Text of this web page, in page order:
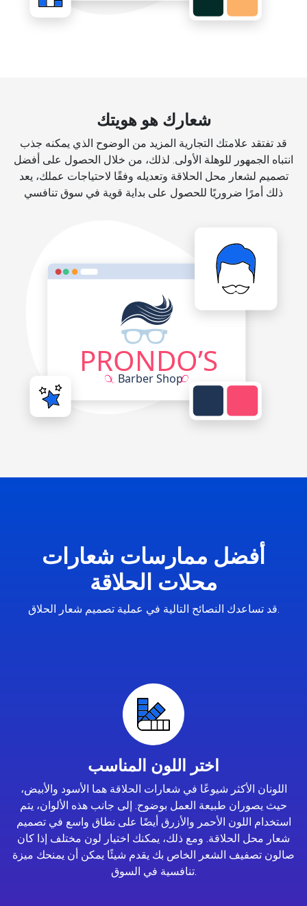
شعارك هو هويتك
قد تفتقد علامتك التجارية المزيد من الوضوح الذي يمكنه جذب
انتباه الجمهور للوهلة الأولى. لذلك، من خلال الحصول على أفضل
تصميم لشعار محل الحلاقة وتعديله وفقًا لاحتياجات عملك، يعد
ذلك أمرًا ضروريًا للحصول على بداية قوية في سوق تنافسي
أفضل ممارسات شعارات
محلات الحلاقة
قد تساعدك النصائح التالية في عملية تصميم شعار الحلاق.
اختر اللون المناسب
اللونان الأكثر شيوعًا في شعارات الحلاقة هما الأسود والأبيض،
حيث يصوران طبيعة العمل بوضوح. إلى جانب هذه الألوان، يتم
استخدام اللون الأحمر والأزرق أيضًا على نطاق واسع في تصميم
شعار محل الحلاقة. ومع ذلك، يمكنك اختيار لون مختلف إذا كان
صالون تصفيف الشعر الخاص بك يقدم شيئًا يمكن أن يمنحك ميزة
تنافسية في السوق.